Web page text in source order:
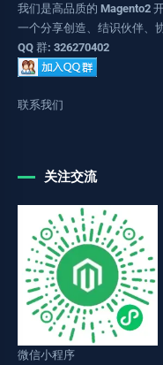
我们是高品质的 Magento2
一个分享创造、结识伙伴、
QQ 群: 326270402
联系我们
关注交流
微信小程序